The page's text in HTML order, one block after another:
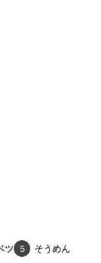
ツ 5 そうめん